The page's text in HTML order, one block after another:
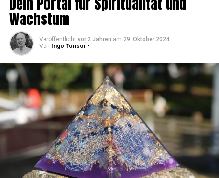
Wachstum
Veröffentlicht vor 2 Jahren am 29. Oktober 2024
Von Ingo Tonsor -